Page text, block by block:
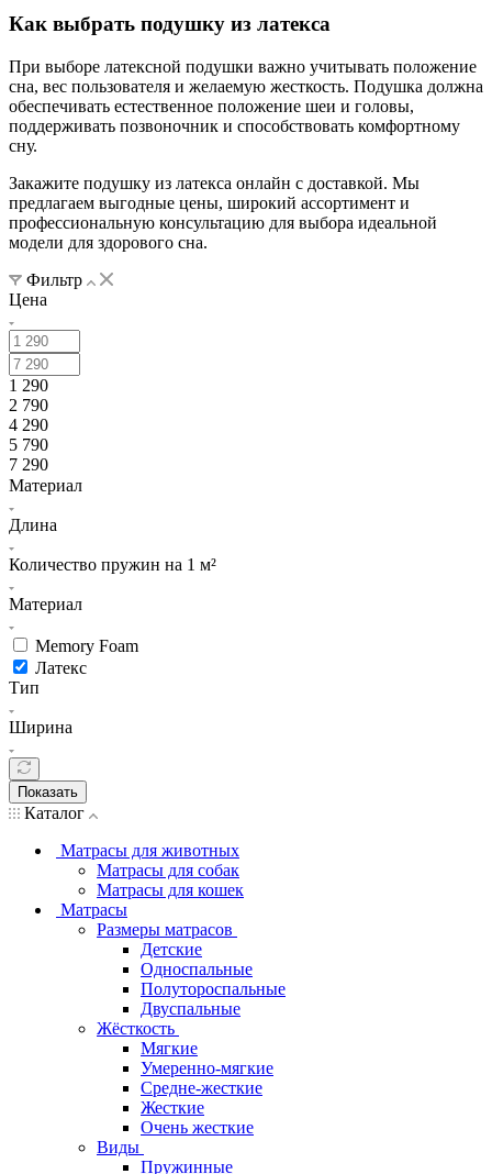
Как выбрать подушку из латекса
При выборе латексной подушки важно учитывать положение
сна, вес пользователя и желаемую жесткость. Подушка должна
обеспечивать естественное положение шеи и головы,
поддерживать позвоночник и способствовать комфортному
сну.
Закажите подушку из латекса онлайн с доставкой. Мы
предлагаем выгодные цены, широкий ассортимент и
профессиональную консультацию для выбора идеальной
модели для здорового сна.
Фильтр
Цена
1 290
2 790
4 290
5 790
7 290
Материал
Длина
Количество пружин на 1 м²
Материал
Memory Foam
Латекс
Тип
Ширина
Показать
Каталог
Матрасы для животных
Матрасы для собак
Матрасы для кошек
Матрасы
Размеры матрасов
Детские
Односпальные
Полутороспальные
Двуспальные
Жёсткость
Мягкие
Умеренно-мягкие
Средне-жесткие
Жесткие
Очень жесткие
Виды
Пружинные